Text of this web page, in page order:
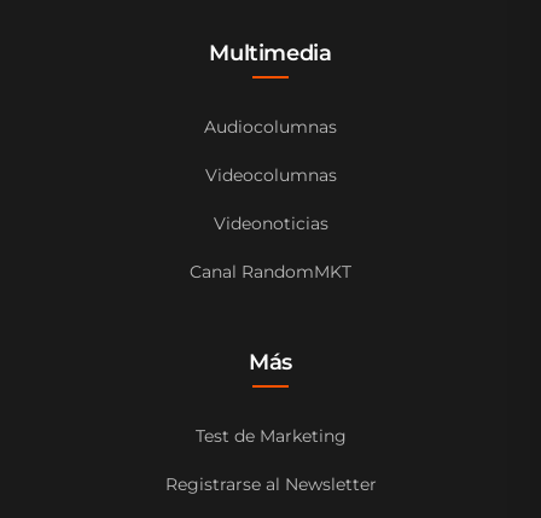
Multimedia
Audiocolumnas
Videocolumnas
Videonoticias
Canal RandomMKT
Más
Test de Marketing
Registrarse al Newsletter